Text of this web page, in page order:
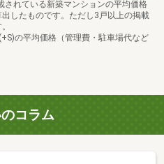
れている新築マンションの平均価格
したものです。ただし3戸以上の掲載
の平均価格（管理費・駐車場代など
コラム